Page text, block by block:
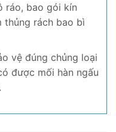
ráo, bao gói kín
thủng rách bao bì
vệ đúng chủng loại
được mối hàn ngấu